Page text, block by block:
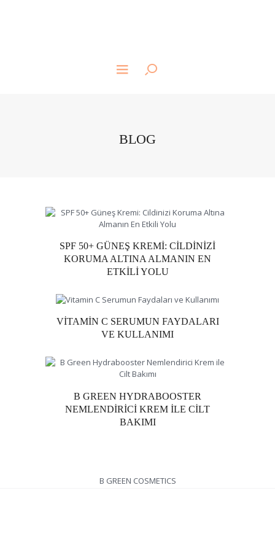
BLOG
SPF 50+ GÜNEŞ KREMI: CILDINIZI
KORUMA ALTINA ALMANIN EN
ETKILI YOLU
VITAMIN C SERUMUN FAYDALARI
VE KULLANIMI
B GREEN HYDRABOOSTER
NEMLENDIRICI KREM ILE CILT
BAKIMI
B GREEN COSMETICS